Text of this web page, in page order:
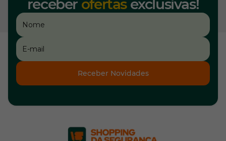
receber ofertasexclusivas!
Receber Novidades